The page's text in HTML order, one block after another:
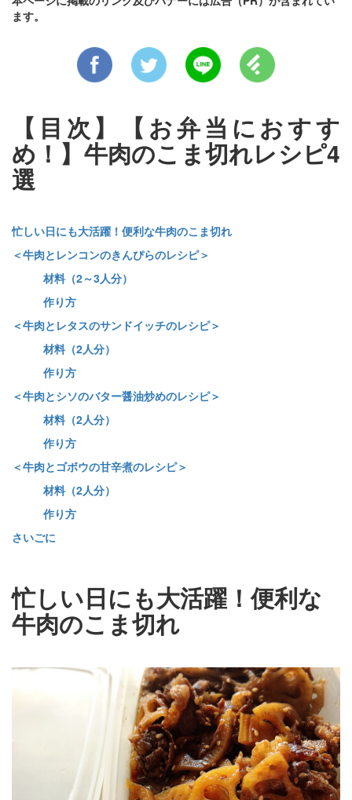
ます。
【目次】【お弁当におすす
め！】牛肉のこま切れレシピ4
選
忙しい日にも大活躍！便利な牛肉のこま切れ
＜牛肉とレンコンのきんぴらのレシピ＞
材料（2～3人分）
作り方
＜牛肉とレタスのサンドイッチのレシピ＞
材料（2人分）
作り方
＜牛肉とシソのバター醤油炒めのレシピ＞
材料（2人分）
作り方
＜牛肉とゴボウの甘辛煮のレシピ＞
材料（2人分）
作り方
さいごに
忙しい日にも大活躍！便利な
牛肉のこま切れ